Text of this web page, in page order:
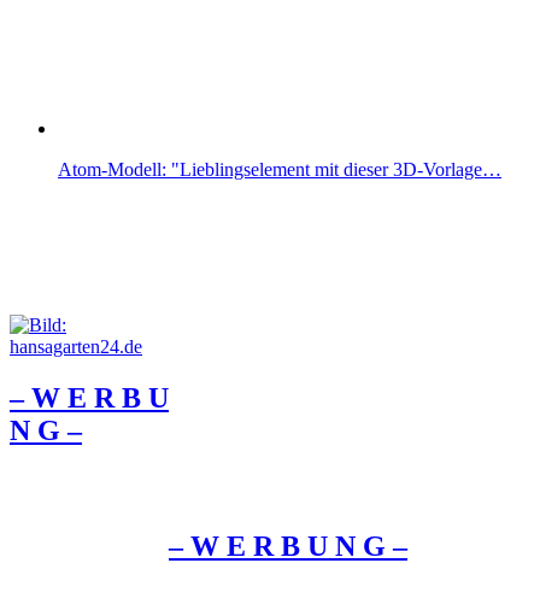
Atom-Modell: "Lieblingselement mit dieser 3D-Vorlage…
– W Ε R Β U
Ν G –
– W Ε R Β U Ν G –